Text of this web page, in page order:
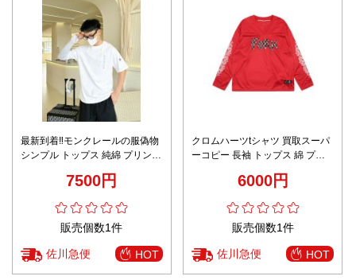
最新到着‼モンクレールの服偽物
シンプル トップス 純綿 プリント
7500円
販売個数1件
佐川急便 HOT
クロムハーツtシャツ 買取スーパ
ーコピー 長袖 トップス 綿 プリ
6000円
販売個数1件
佐川急便 HOT